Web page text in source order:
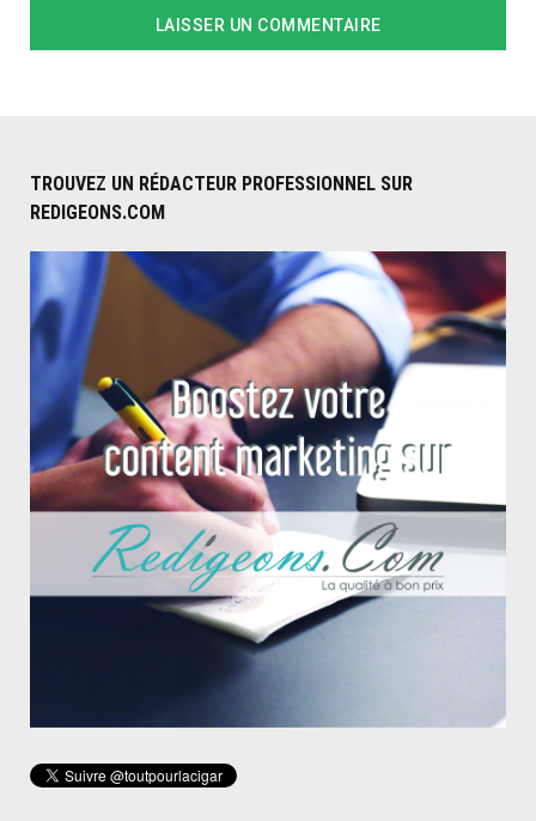
TROUVEZ UN RÉDACTEUR PROFESSIONNEL SUR
REDIGEONS.COM